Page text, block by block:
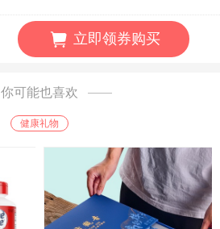
立即领券购买
你可能也喜欢
健康礼物